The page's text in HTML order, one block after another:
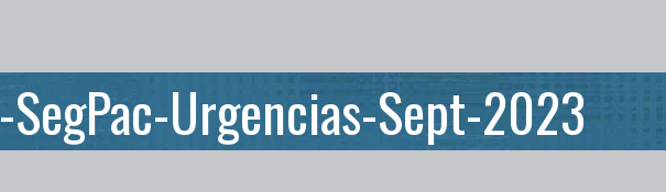
SegPac-Urgencias-Sept-2023